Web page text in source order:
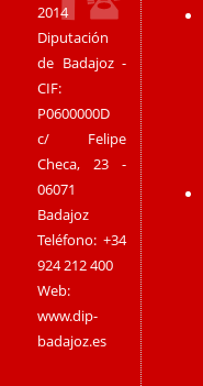
2014
Diputación
de Badajoz -
CIF:
P0600000D
c/ Felipe
Checa, 23 -
06071
Badajoz
Teléfono: +34
924 212 400
Web:
www.dip-
badajoz.es